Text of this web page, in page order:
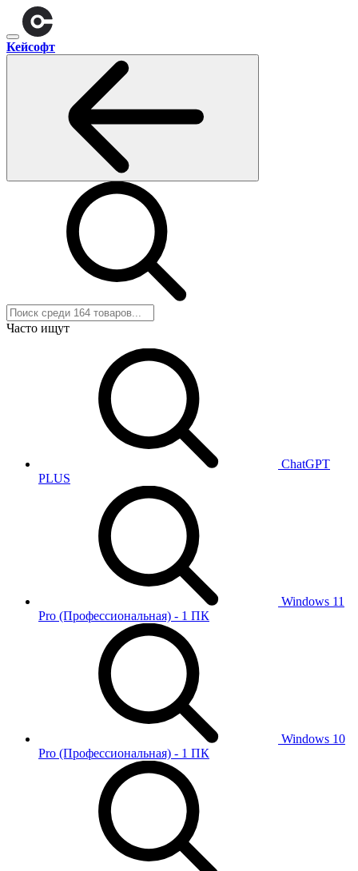
Кейсофт
Часто ищут
ChatGPT
PLUS
Windows 11
Pro (Профессиональная) - 1 ПК
Windows 10
Pro (Профессиональная) - 1 ПК